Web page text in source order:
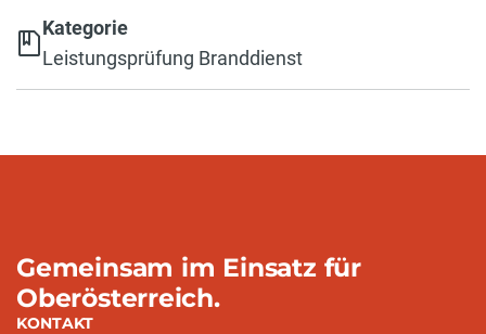
Kategorie
Leistungsprüfung Branddienst
Gemeinsam im Einsatz für
Oberösterreich.
KONTAKT